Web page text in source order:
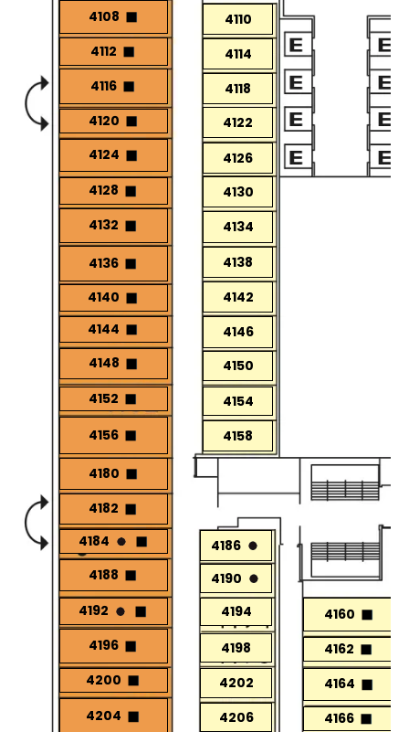
4108
4110
4112
4114
4116
4118
4120
4122
4124
4126
4128
4130
4132
4134
4136
4138
4140
4142
4144
4146
4148
4150
4152
4154
4156
4158
4160
4162
4164
4166
4180
4182
4184
4186
4188
4190
4192
4194
4196
4198
4200
4202
4204
4206